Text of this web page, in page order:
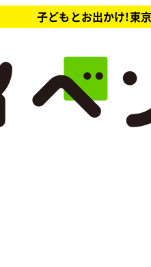
子どもとお出かけ!東